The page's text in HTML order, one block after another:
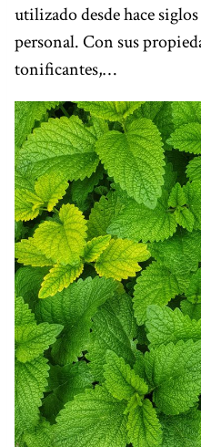
utilizado desde hace
personal. Con sus
tonificantes,…